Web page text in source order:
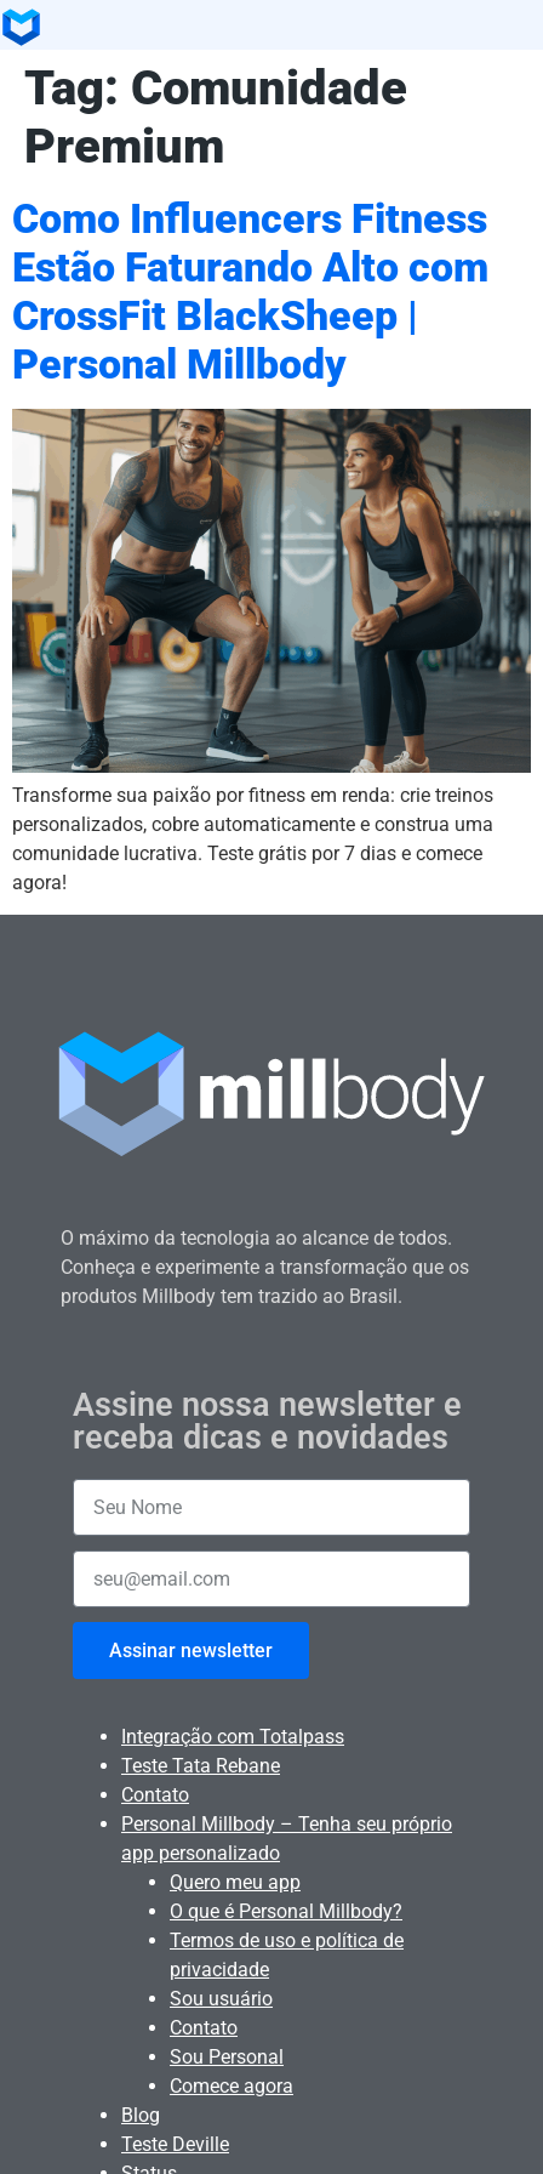
Tag: Comunidade
Premium
Como Influencers Fitness
Estão Faturando Alto com
CrossFit BlackSheep |
Personal Millbody
Transforme sua paixão por fitness em renda: crie treinos
personalizados, cobre automaticamente e construa uma
comunidade lucrativa. Teste grátis por 7 dias e comece
agora!
O máximo da tecnologia ao alcance de todos.
Conheça e experimente a transformação que os
produtos Millbody tem trazido ao Brasil.
Assine nossa newsletter e
receba dicas e novidades
Assinar newsletter
Integração com Totalpass
Teste Tata Rebane
Contato
Personal Millbody – Tenha seu próprio
app personalizado
Quero meu app
O que é Personal Millbody?
Termos de uso e política de
privacidade
Sou usuário
Contato
Sou Personal
Comece agora
Blog
Teste Deville